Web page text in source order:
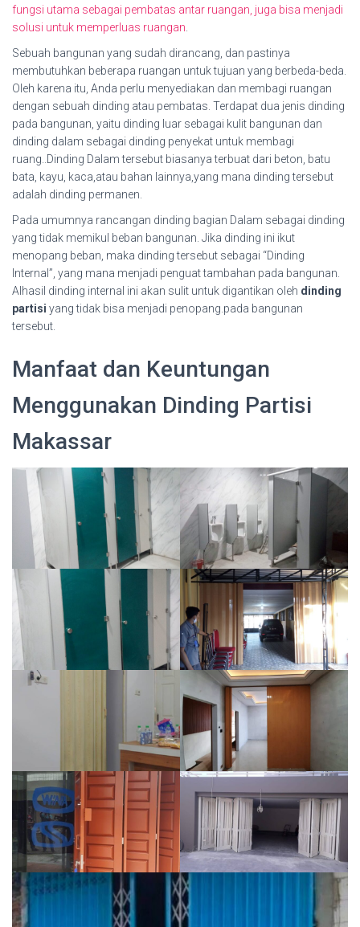
fungsi utama sebagai pembatas antar ruangan, juga bisa menjadi
solusi untuk memperluas ruangan
Sebuah bangunan yang sudah dirancang, dan pastinya
membutuhkan beberapa ruangan untuk tujuan yang berbeda-beda.
Oleh karena itu, Anda perlu menyediakan dan membagi ruangan
dengan sebuah dinding atau pembatas. Terdapat dua jenis dinding
pada bangunan, yaitu dinding luar sebagai kulit bangunan dan
dinding dalam sebagai dinding penyekat untuk membagi
ruang..Dinding Dalam tersebut biasanya terbuat dari beton, batu
bata, kayu, kaca,atau bahan lainnya,yang mana dinding tersebut
adalah dinding permanen.
Pada umumnya rancangan dinding bagian Dalam sebagai dinding
yang tidak memikul beban bangunan. Jika dinding ini ikut
menopang beban, maka dinding tersebut sebagai “Dinding
Internal”, yang mana menjadi penguat tambahan pada bangunan.
Alhasil dinding internal ini akan sulit untuk digantikan oleh dinding
partisi yang tidak bisa menjadi penopang.pada bangunan
tersebut.
Manfaat dan Keuntungan
Menggunakan Dinding Partisi
Makassar